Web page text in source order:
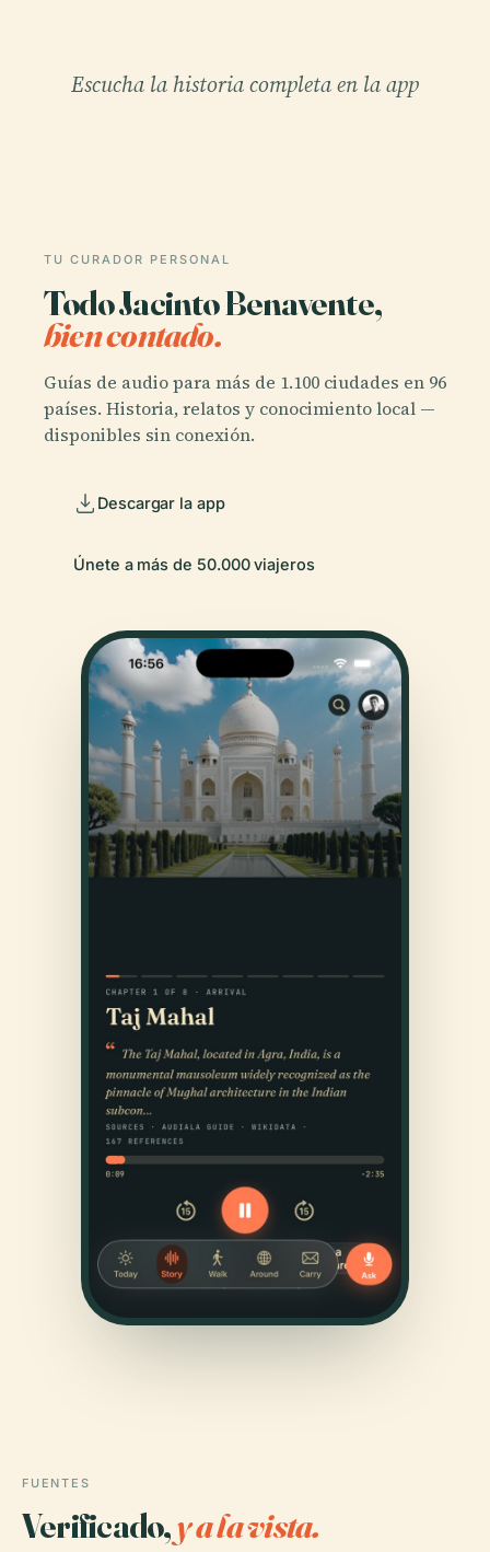
Escucha la historia completa en la app
TU CURADOR PERSONAL
Todo Jacinto Benavente,
bien contado.
Guías de audio para más de 1.100 ciudades en 96
países. Historia, relatos y conocimiento local —
disponibles sin conexión.
Descargar la app
Únete a más de 50.000 viajeros
FUENTES
Verificado,y a la vista.